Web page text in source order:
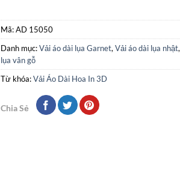
Mã:AD 15050
Danh mục:Vải áo dài lụa Garnet, Vải áo dài lụa nhật,
lụa vân gỗ
Từ khóa:Vải Áo Dài Hoa In 3D
Chia Sẻ